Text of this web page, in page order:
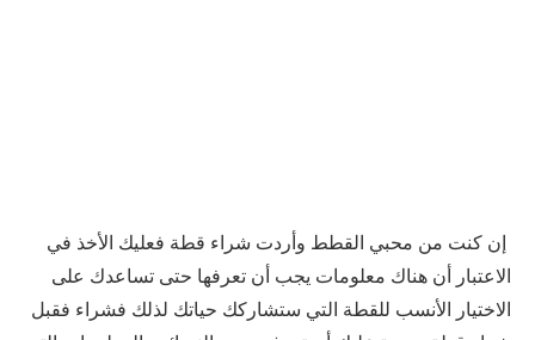
إن كنت من محبي القطط وأردت شراء قطة فعليك الأخذ في
الاعتبار أن هناك معلومات يجب أن تعرفها حتى تساعدك على
الاختيار الأنسب للقطة التي ستشاركك حياتك لذلك فشراء فقبل